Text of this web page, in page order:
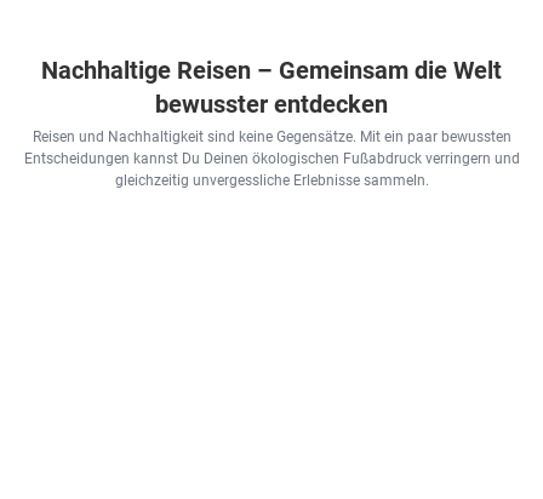
Nachhaltige Reisen – Gemeinsam die Welt
bewusster entdecken
Reisen und Nachhaltigkeit sind keine Gegensätze. Mit ein paar bewussten
Entscheidungen kannst Du Deinen ökologischen Fußabdruck verringern und
gleichzeitig unvergessliche Erlebnisse sammeln.